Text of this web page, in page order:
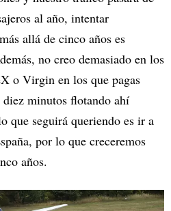
al año, intentar
allá de cinco años es
no creo demasiado en los
o Virgin en los que pagas
minutos flotando ahí
que seguirá queriendo es ir a
por lo que creceremos
años.